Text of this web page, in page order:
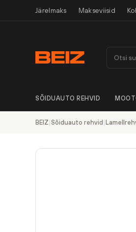
Järelmaks Makseviisid
SÕIDUAUTO REHVID
BEIZ | Sõiduauto rehvid |